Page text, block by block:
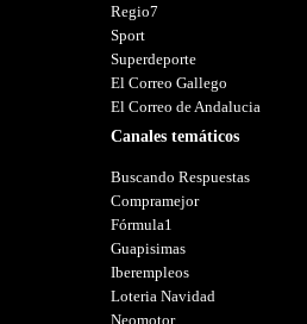
Regio7
Sport
Superdeporte
El Correo Gallego
El Correo de Andalucia
Canales temáticos
Buscando Respuestas
Compramejor
Fórmula1
Guapisimas
Iberempleos
Loteria Navidad
Neomotor